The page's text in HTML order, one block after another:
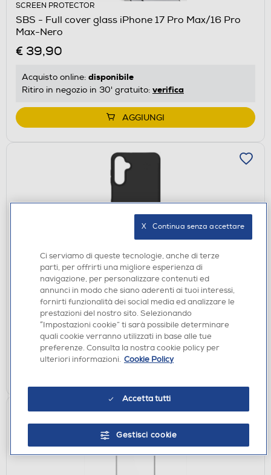
SCREEN PROTECTOR
SBS - Full cover glass iPhone 17 Pro Max/16 Pro
Max-Nero
€ 39,90
Acquisto online: disponibile
Ritiro in negozio in 30' gratuito: verifica
AGGIUNGI
CUSTODIE
SAMSUNG - Custodia per Galaxy A26 BLACK
CASE-Black
€ 9,99
Acquisto online:disponibile
Ritiro in negozio in 30' gratuito: verifica
Ci serviamo di queste tecnologie, anche di terze
parti, per offrirti una migliore esperienza di
navigazione, per personalizzare contenuti ed
annunci in modo che siano aderenti ai tuoi interessi,
fornirti funzionalità dei social media ed analizzare le
prestazioni del nostro sito. Selezionando
“Impostazioni cookie” ti sarà possibile determinare
quali cookie verranno utilizzati in base alle tue
preferenze. Consulta la nostra cookie policy per
ulteriori informazioni. Cookie Policy
Accetta tutti
Gestisci cookie
X   Continua senza accettare